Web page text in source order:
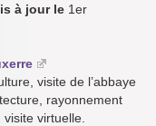
à jour le 1er
visite de l’abbaye
rayonnement
virtuelle.